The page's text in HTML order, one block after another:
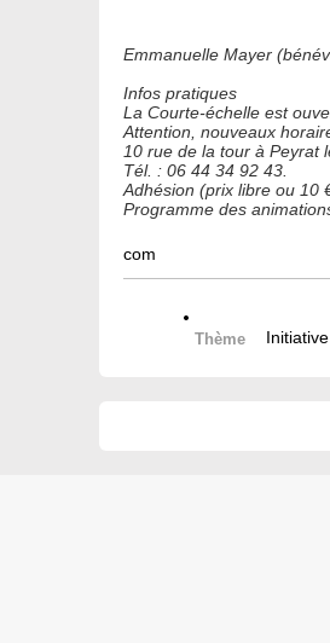
Emmanuelle Mayer
Infos pratiques
La Courte-échelle est
Attention, nouveaux
10 rue de la tour à Peyrat
Tél. : 06 44 34 92 43.
Adhésion (prix libre ou 10
Programme des
com
Thème Initiative